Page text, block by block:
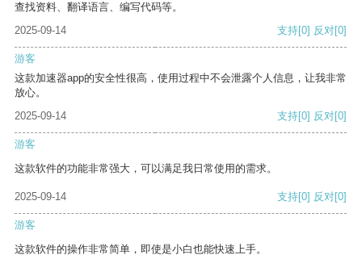
查找资料、翻译语言、编写代码等。
2025-09-14
支持[0] 反对[0]
游客
这款加速器app的安全性很高，使用过程中不会泄露个人信息，让我非常
放心。
2025-09-14
支持[0] 反对[0]
游客
这款软件的功能非常强大，可以满足我日常使用的需求。
2025-09-14 支持[0] 反对[0]
游客
这款软件的操作非常简单，即使是小白也能快速上手。